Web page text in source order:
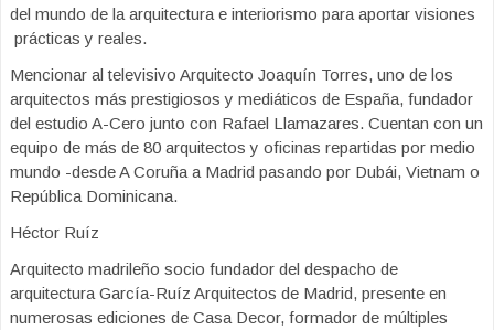
del mundo de la arquitectura e interiorismo para aportar visiones
prácticas y reales.
Mencionar al televisivo Arquitecto Joaquín Torres, uno de los
arquitectos más prestigiosos y mediáticos de España, fundador
del estudio A-Cero junto con Rafael Llamazares. Cuentan con un
equipo de más de 80 arquitectos y oficinas repartidas por medio
mundo -desde A Coruña a Madrid pasando por Dubái, Vietnam o
República Dominicana.
Héctor Ruíz
Arquitecto madrileño socio fundador del despacho de
arquitectura García-Ruíz Arquitectos de Madrid, presente en
numerosas ediciones de Casa Decor, formador de múltiples